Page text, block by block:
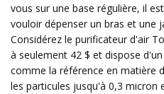
vous sur une base régulière, il
vouloir dépenser un bras et une
Considérez le purificateur d'air
à seulement 42 $ et dispose
comme la référence en matière
les particules jusqu'à 0,3 micron